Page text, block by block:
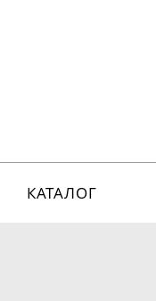
КАТАЛОГ